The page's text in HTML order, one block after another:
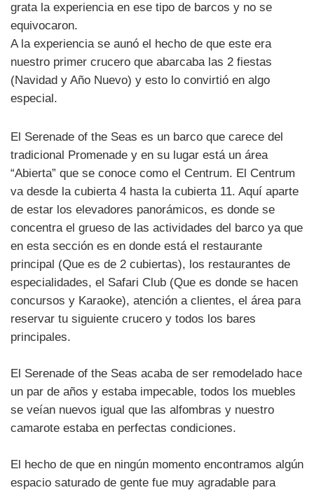
grata la experiencia en ese tipo de barcos y no se
equivocaron.
A la experiencia se aunó el hecho de que este era
nuestro primer crucero que abarcaba las 2 fiestas
(Navidad y Año Nuevo) y esto lo convirtió en algo
especial.
El Serenade of the Seas es un barco que carece del
tradicional Promenade y en su lugar está un área
“Abierta” que se conoce como el Centrum. El Centrum
va desde la cubierta 4 hasta la cubierta 11. Aquí aparte
de estar los elevadores panorámicos, es donde se
concentra el grueso de las actividades del barco ya que
en esta sección es en donde está el restaurante
principal (Que es de 2 cubiertas), los restaurantes de
especialidades, el Safari Club (Que es donde se hacen
concursos y Karaoke), atención a clientes, el área para
reservar tu siguiente crucero y todos los bares
principales.
El Serenade of the Seas acaba de ser remodelado hace
un par de años y estaba impecable, todos los muebles
se veían nuevos igual que las alfombras y nuestro
camarote estaba en perfectas condiciones.
El hecho de que en ningún momento encontramos algún
espacio saturado de gente fue muy agradable para